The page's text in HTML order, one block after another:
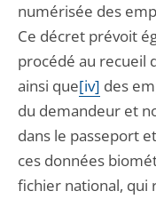
numérisée des
Ce décret prévoit
procédé au recueil
ainsi que[iv] des
du demandeur et
dans le passeport
ces données
fichier national, qui